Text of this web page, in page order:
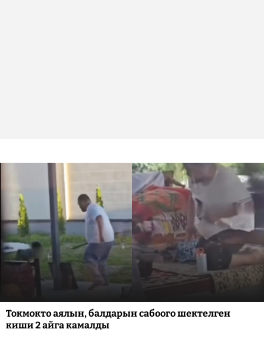
Токмокто аялын, балдарын сабоого шектелген
киши 2 айга камалды